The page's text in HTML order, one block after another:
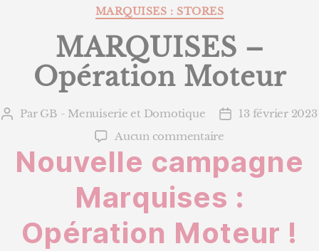
Catégories
MARQUISES : STORES
MARQUISES –
Opération Moteur
Auteur
Par GB - Menuiserie et Domotique
Date13 février 2023
Aucun commentairesur
–
Opération
Moteur
Nouvelle campagne
Marquises :
Opération Moteur !